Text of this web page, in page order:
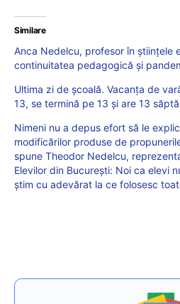
Similare
Anca Nedelcu, profesor în științele
continuitatea pedagogică și
Ultima zi de școală. Vacanța de
13, se termină pe 13 și are 13
Nimeni nu a depus efort să le
modificărilor produse de
spune Theodor Nedelcu,
Elevilor din București: Noi ca elevi
știm cu adevărat la ce folosesc